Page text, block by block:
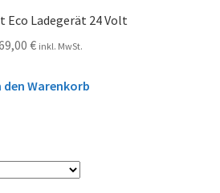
Eco Ladegerät 24 Volt
€ inkl. MwSt.
den Warenkorb